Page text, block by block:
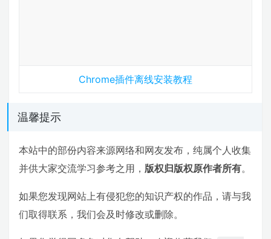
Chrome插件离线安装教程
温馨提示
本站中的部份内容来源网络和网友发布，纯属个人收集
并供大家交流学习参考之用， 版权归版权原作者所有。
如果您发现网站上有侵犯您的知识产权的作品，请与我
们取得联系，我们会及时修改或删除。